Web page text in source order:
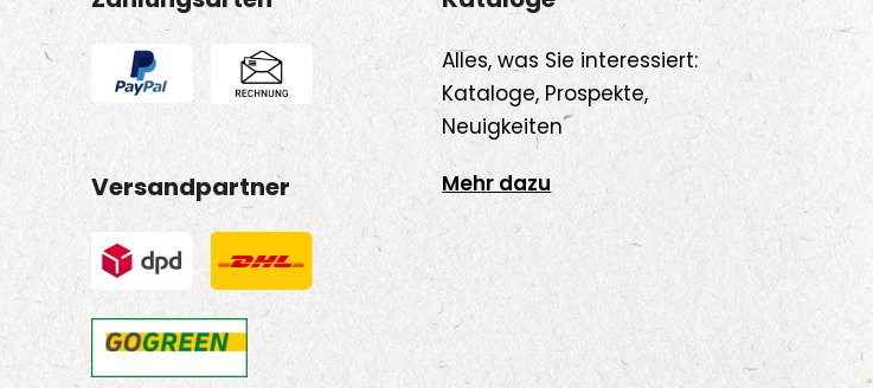
Versandpartner
Alles, was Sie interessiert:
Kataloge, Prospekte,
Neuigkeiten
Mehr dazu